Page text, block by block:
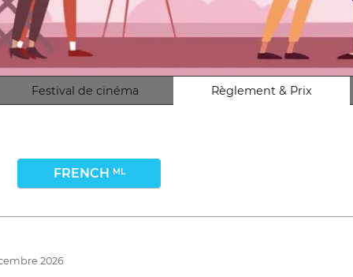
Festival de cinéma Règlement & Prix
FRENCH ML
2026